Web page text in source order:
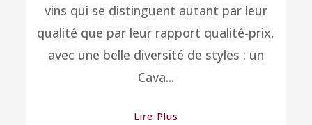
vins qui se distinguent autant par leur
qualité que par leur rapport qualité-prix,
avec une belle diversité de styles : un
Cava...
Lire Plus